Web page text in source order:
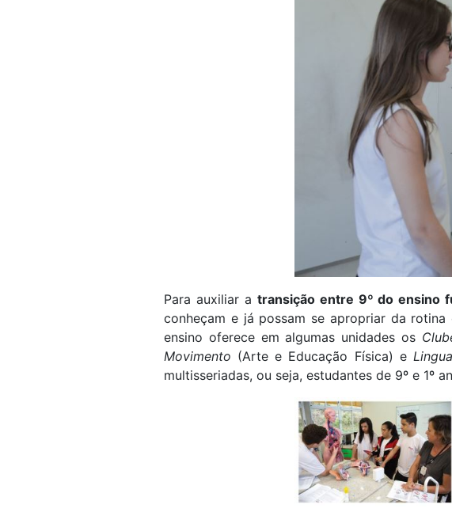
Para auxiliar a transição entre 9º do ensino
conheçam e já possam se apropriar da
ensino oferece em algumas unidades os
Movimento (Arte e Educação Física) e
multisseriadas, ou seja, estudantes de 9º e 1º